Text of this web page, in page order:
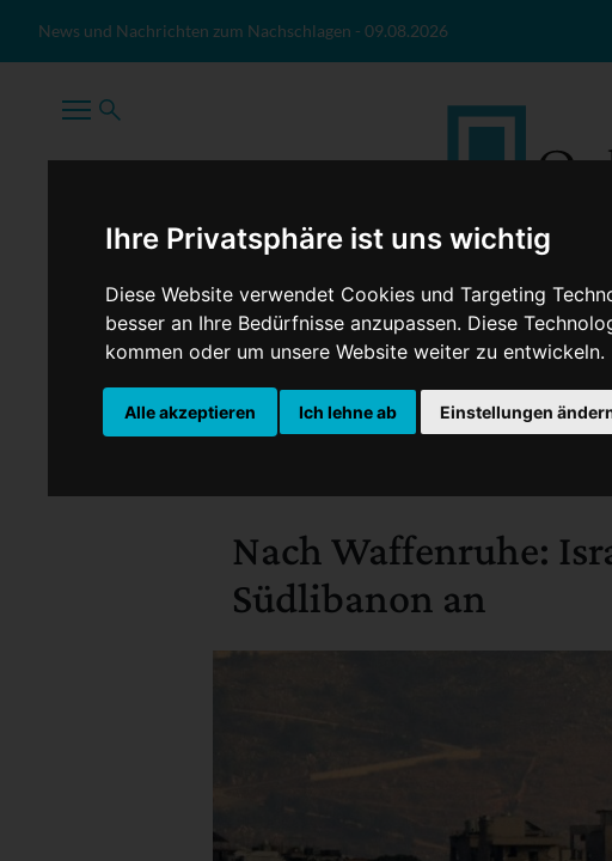
Ihre Privatsphäre ist uns wichtig
Diese Website verwendet Cookies und Targeting
besser an Ihre Bedürfnisse anzupassen. Diese
kommen oder um unsere Website weiter zu entwickeln.
Alle akzeptieren Ich lehne ab Einstellungen
News und Nachrichten zum Nachschlagen - 09.08.2026
TopNews Politik Sport Wirtschaft Firmennews
Nach Waffenruhe:
Südlibanon an